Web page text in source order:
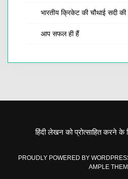
भारतीय क्रिकेट की चौथाई सदी
आप सफल ही हैं
हिंदी लेखन को प्रोत्साहित करने के
PROUDLY POWERED BY
AMPLE